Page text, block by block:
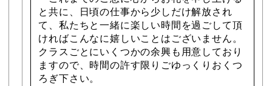
と共に、日頃の仕事から少しだけ解放され
て、私たちと一緒に楽しい時間を過ごして頂
ければこんなに嬉しいことはございません。
クラスごとにいくつかの余興も用意しており
ますので、時間の許す限りごゆっくりおくつ
ろぎ下さい。